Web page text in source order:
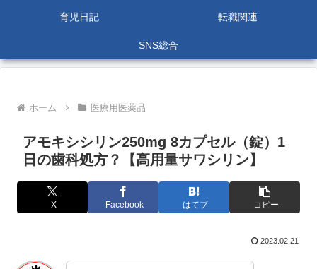
育児日記 転職関連
SNS総合
ホーム 医療用医薬品
アモキシシリン250mg 8カプセル（錠）1
日の歯科処方？【高用量サワシリン】
X Facebook はてブ コピー
2023.02.21